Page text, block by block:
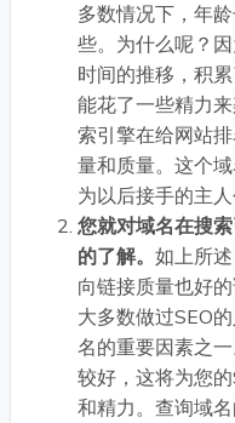
多数情况下，年
些。为什么呢？
时间的推移，积
能花了一些精力
索引擎在给网站
量和质量。这个
为以后接手的主
您就对域名在搜
的了解。 如上所
向链接质量也好
大多数做过SEO
名的重要因素之
较好，这将为您
和精力。查询域